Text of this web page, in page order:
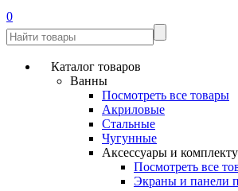
0
Каталог товаров
Ванны
Посмотреть все товары
Акриловые
Стальные
Чугунные
Аксессуары и
Посмотреть все
Экраны и панели